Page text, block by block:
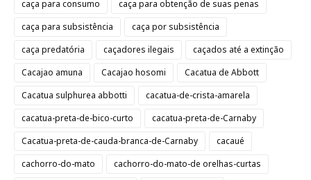
caça para consumo
caça para obtenção de suas penas
caça para subsistência
caça por subsistência
caça predatória
caçadores ilegais
caçados até a extinção
Cacajao amuna
Cacajao hosomi
Cacatua de Abbott
Cacatua sulphurea abbotti
cacatua-de-crista-amarela
cacatua-preta-de-bico-curto
cacatua-preta-de-Carnaby
Cacatua-preta-de-cauda-branca-de-Carnaby
cacaué
cachorro-do-mato
cachorro-do-mato-de orelhas-curtas